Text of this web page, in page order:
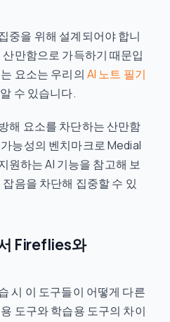
중을 위해 설계되어야 합니
만함으로 가득하기 때문입
요소는 우리의 AI 노트 필기
수 있습니다.
해 요소를 차단하는 산만함
능성의 벤치마크로 Medial
원하는 AI 기능을 참고해 보
음을 차단해 집중할 수 있
Fireflies와
시 이 도구들이 어떻게 다른
도구와 학습용 도구의 차이